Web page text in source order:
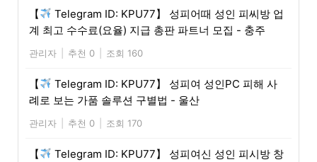
【
Telegram ID: KPU77】 성피어때 성인 피씨방 업
계 최고 수수료(요율) 지급 총판 파트너 모집 - 충주
관리자 추천 0 조회 160
【
Telegram ID: KPU77】 성피여 성인PC 피해 사
례로 보는 가품 솔루션 구별법 - 울산
관리자 추천 0 조회 170
【
Telegram ID: KPU77】 성피여신 성인 피시방 창